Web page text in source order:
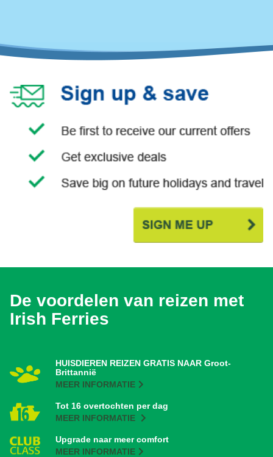
De voordelen van reizen met
Irish Ferries
HUISDIEREN REIZEN GRATIS NAAR Groot-
Brittannië
MEER INFORMATIE
Tot 16 overtochten per dag
MEER INFORMATIE
Upgrade naar meer comfort
MEER INFORMATIE